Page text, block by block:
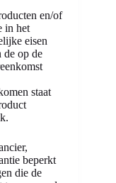
en/of
in het
eisen
de op de
staat
beperkt
die de